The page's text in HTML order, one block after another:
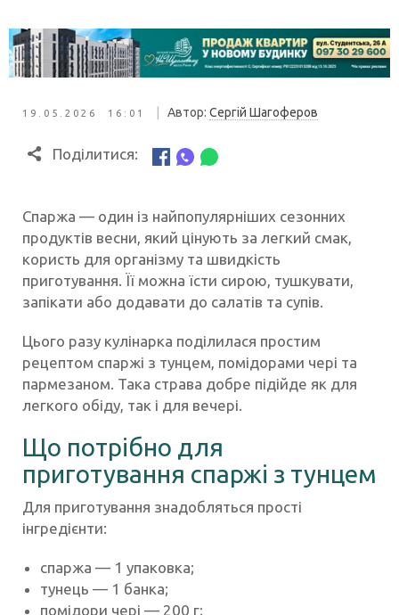
19.05.2026 16:01 Автор: Сергій Шагоферов
Поділитися:
Спаржа — один із найпопулярніших сезонних
продуктів весни, який цінують за легкий смак,
користь для організму та швидкість
приготування. Її можна їсти сирою, тушкувати,
запікати або додавати до салатів та супів.
Цього разу кулінарка поділилася простим
рецептом спаржі з тунцем, помідорами чері та
пармезаном. Така страва добре підійде як для
легкого обіду, так і для вечері.
Що потрібно для
приготування спаржі з тунцем
Для приготування знадобляться прості
інгредієнти:
спаржа — 1 упаковка;
тунець — 1 банка;
помідори чері — 200 г;